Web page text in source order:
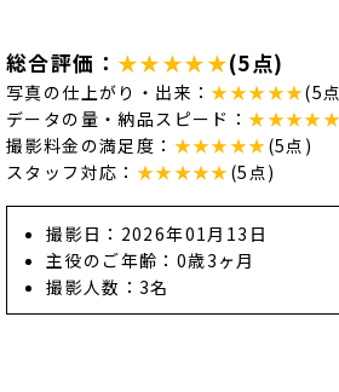
総合評価： ★★★★★(5点)
写真の仕上がり・出来：★★★★★(5
データの量・納品スピード：★★★★★
撮影料金の満足度： ★★★★★(5点)
スタッフ対応： ★★★★★(5点)
撮影日：2026年01月13日
主役のご年齢：0歳3ヶ月
撮影人数：3名